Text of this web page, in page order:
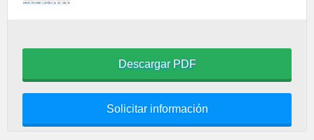
Descargar PDF
Solicitar información